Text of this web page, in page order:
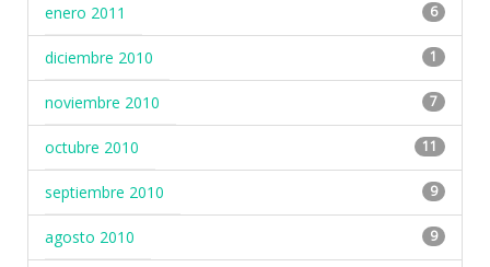
enero 2011 6
diciembre 2010 1
noviembre 2010 7
octubre 2010 11
septiembre 2010 9
agosto 2010 9